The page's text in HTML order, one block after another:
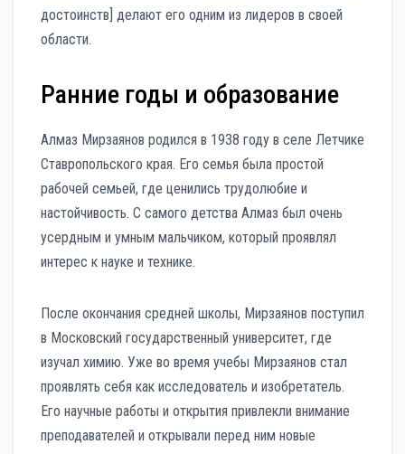
достоинств] делают его одним из лидеров в своей
области.
Ранние годы и образование
Алмаз Мирзаянов родился в 1938 году в селе Летчике
Ставропольского края. Его семья была простой
рабочей семьей, где ценились трудолюбие и
настойчивость. С самого детства Алмаз был очень
усердным и умным мальчиком, который проявлял
интерес к науке и технике.
После окончания средней школы, Мирзаянов поступил
в Московский государственный университет, где
изучал химию. Уже во время учебы Мирзаянов стал
проявлять себя как исследователь и изобретатель.
Его научные работы и открытия привлекли внимание
преподавателей и открывали перед ним новые